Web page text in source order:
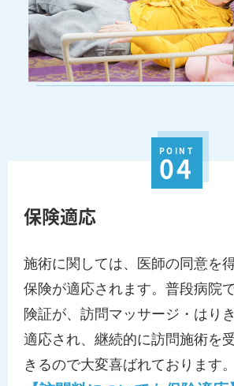
POINT
04
保険適応
施術に関しては、医師の同意を
保険が適応されます。普段病院
険証が、訪問マッサージ・はり
適応され、継続的に訪問施術を
きるので大変喜ばれております。